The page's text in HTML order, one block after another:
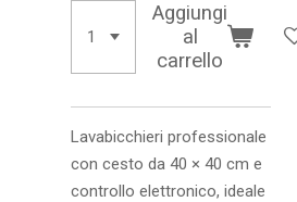
Aggiungi
al
carrello
Lavabicchieri professionale
con cesto da 40 × 40 cm e
controllo elettronico, ideale